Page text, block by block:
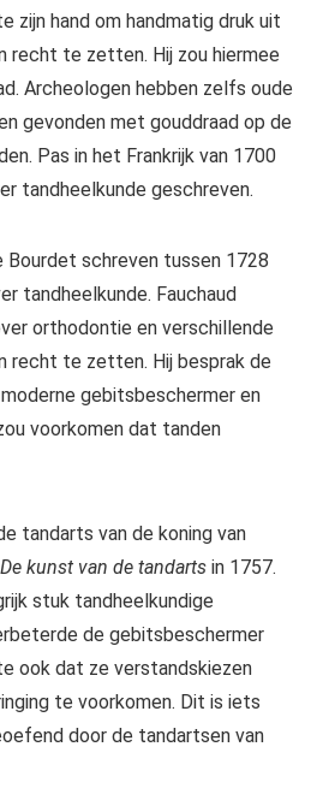
zijn hand om handmatig druk uit
recht te zetten. Hij zou hiermee
Archeologen hebben zelfs oude
gevonden met gouddraad op de
Pas in het Frankrijk van 1700
tandheelkunde geschreven.
Bourdet schreven tussen 1728
tandheelkunde. Fauchaud
orthodontie en verschillende
recht te zetten. Hij besprak de
moderne gebitsbeschermer en
voorkomen dat tanden
tandarts van de koning van
De kunst van de tandarts in 1757.
stuk tandheelkundige
de gebitsbeschermer
ook dat ze verstandskiezen
te voorkomen. Dit is iets
door de tandartsen van